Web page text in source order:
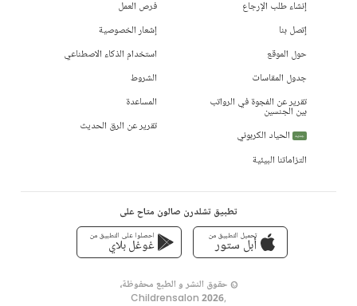
إنشاء طلب الإرجاع
إتصل بنا
حول الموقع
جدول المقاسات
تقرير عن الفجوة في الرواتب
بين الجنسين
جديد
الحياد الكربوني
التزاماتنا البيئية
فرص العمل
إشعار الخصوصية
استخدام الذكاء الاصطناعي
الشروط
المساعدة
تقرير عن الرق الحديث
تطبيق تشلدرن صالون متاح على
تحميل التطبيق من
أبل ستور
احصلوا على التطبيق من
غوغل بلاي
© حقوق النشر و الطبع محفوظة،
,
Childrensalon 2026